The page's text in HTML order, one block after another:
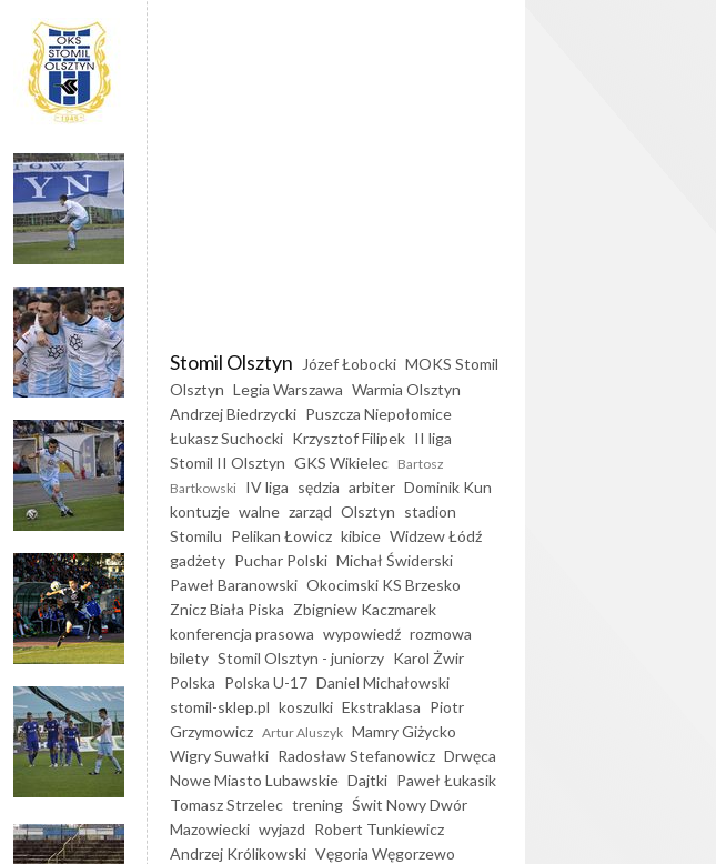
Stomil Olsztyn Józef Łobocki MOKS Stomil
Olsztyn Legia Warszawa Warmia Olsztyn
Andrzej Biedrzycki Puszcza Niepołomice
Łukasz Suchocki Krzysztof Filipek II liga
Stomil II Olsztyn GKS Wikielec Bartosz
Bartkowski IV liga sędzia arbiter Dominik Kun
kontuzje walne zarząd Olsztyn stadion
Stomilu Pelikan Łowicz kibice Widzew Łódź
gadżety Puchar Polski Michał Świderski
Paweł Baranowski Okocimski KS Brzesko
Znicz Biała Piska Zbigniew Kaczmarek
konferencja prasowa wypowiedź rozmowa
bilety Stomil Olsztyn - juniorzy Karol Żwir
Polska Polska U-17 Daniel Michałowski
stomil-sklep.pl koszulki Ekstraklasa Piotr
Grzymowicz Artur Aluszyk Mamry Giżycko
Wigry Suwałki Radosław Stefanowicz Drwęca
Nowe Miasto Lubawskie Dajtki Paweł Łukasik
Tomasz Strzelec trening Świt Nowy Dwór
Mazowiecki wyjazd Robert Tunkiewicz
Andrzej Królikowski Vęgoria Węgorzewo